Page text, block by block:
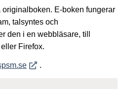
E-boken fungerar
talsyntes och
den i en webbläsare, till
Firefox.
Öppnas i nytt fönster
.